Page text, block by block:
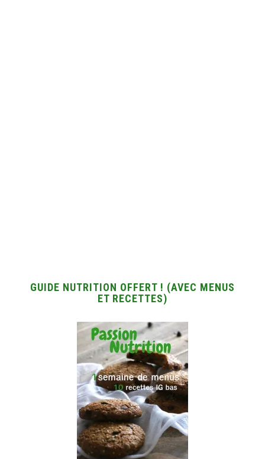
GUIDE NUTRITION OFFERT ! (AVEC MENUS
ET RECETTES)